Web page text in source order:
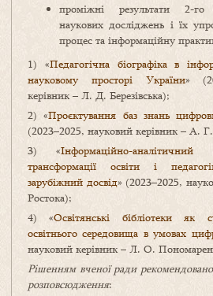
проміжні результати 2-
наукових досліджень і їх
процес та інформаційну
1) «Педагогічна біографіка в
науковому просторі України»
керівник – Л. Д. Березівська);
2) «Проєктування баз знань
(2023–2025, науковий керівник – А.
3) «Інформаційно-
трансформації освіти і
зарубіжний досвід» (2023–2025,
Ростока);
4) «Освітянські бібліотеки як
освітнього середовища в умовах
науковий керівник – Л. О.
Рішенням вченої ради
розповсюдження: